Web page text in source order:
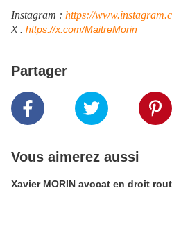
Instagram : https://
​X : https://x.com/MaitreMorin
Partager
Vous aimerez aussi
Xavier MORIN avocat en droit